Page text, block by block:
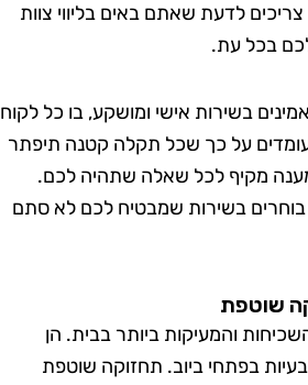
לדעת שאתם באים בליווי צוות
בכל עת.
בשירות אישי ומושקע, בו כל לקוח
על כך שכל תקלה קטנה תיפתר
מקיף לכל שאלה שתהיה לכם.
בשירות שמבטיח לכם לא סתם
שוטפת
והמעיקות ביותר בבית. הן
בפתחי ביוב. תחזוקה שוטפת